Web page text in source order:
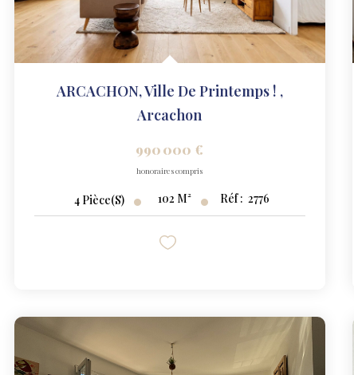
ARCACHON, Ville De Printemps ! ,
Arcachon
990 000 €
honoraires compris
4 Pièce(s) 102 M² Réf : 2776